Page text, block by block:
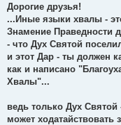
Дорогие друзья!
...Иные языки хвалы -
Знамение Праведности
- что Дух Святой
и этот Дар - ты должен
как и написано
Хвалы"...
ведь только Дух
может